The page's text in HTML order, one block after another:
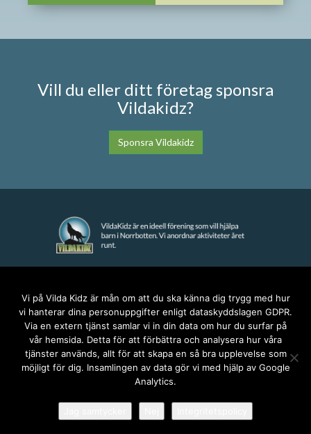
Vill du eller ditt företag sponsra
Vildakidz?
Sponsra Vildakidz
anna@vildakidz.se
076-7755068
Integritetspolicy
SOCIALA MEDIER
Vi på Vilda Kidz är mån om att du ska känna dig trygg med hur
vi hanterar dina personuppgifter enligt dataskyddslagen GDPR.
Via en extern tjänst samlar vi in din data om hur du surfar på
vår hemsida. Detta för att förbättra och analysera hur våra
tjänster används, allt för att skapa en så bra upplevelse som
möjligt för dig. Insamlingen av data gör vi med hjälp av Google
Analytics.